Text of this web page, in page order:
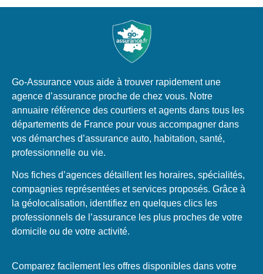
Go-Assurance vous aide à trouver rapidement une
agence d’assurance proche de chez vous. Notre
annuaire référence des courtiers et agents dans tous les
départements de France pour vous accompagner dans
vos démarches d’assurance auto, habitation, santé,
professionnelle ou vie.
Nos fiches d’agences détaillent les horaires, spécialités,
compagnies représentées et services proposés. Grâce à
la géolocalisation, identifiez en quelques clics les
professionnels de l’assurance les plus proches de votre
domicile ou de votre activité.
Comparez facilement les offres disponibles dans votre